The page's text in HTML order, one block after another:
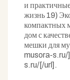
и
жизнь 19)
компактных
дом с
мешки для
musora-
s.ru/[/url].